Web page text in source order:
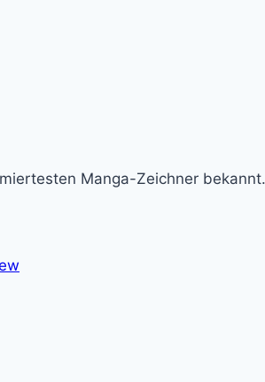
Manga-Zeichner